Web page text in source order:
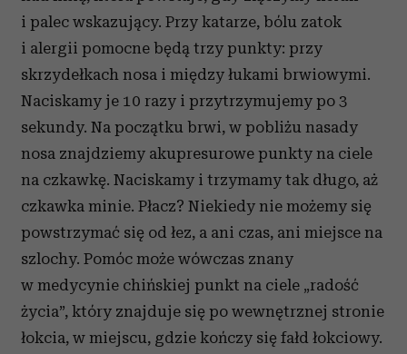
i palec wskazujący. Przy katarze, bólu zatok
i alergii pomocne będą trzy punkty: przy
skrzydełkach nosa i między łukami brwiowymi.
Naciskamy je 10 razy i przytrzymujemy po 3
sekundy. Na początku brwi, w pobliżu nasady
nosa znajdziemy akupresurowe punkty na ciele
na czkawkę. Naciskamy i trzymamy tak długo, aż
czkawka minie. Płacz? Niekiedy nie możemy się
powstrzymać się od łez, a ani czas, ani miejsce na
szlochy. Pomóc może wówczas znany
w medycynie chińskiej punkt na ciele „radość
życia”, który znajduje się po wewnętrznej stronie
łokcia, w miejscu, gdzie kończy się fałd łokciowy.